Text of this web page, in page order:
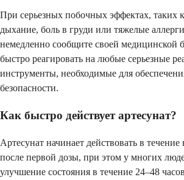
При серьезных побочных эффектах, таких
дыхание, боль в груди или тяжелые
немедленно сообщите своей медицинской
быстро реагировать на любые серьезные
инструменты, необходимые для
безопасности.
Как быстро действует артесунат?
Артесунат начинает действовать в течение
после первой дозы, при этом у многих
улучшение состояния в течение 24–48